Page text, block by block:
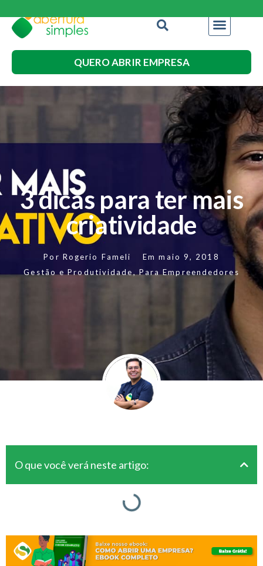
QUERO ABRIR EMPRESA
3 dicas para ter mais
criatividade
Por Rogerio Fameli Em maio 9, 2018
Gestão e Produtividade, Para Empreendedores
O que você verá neste artigo: